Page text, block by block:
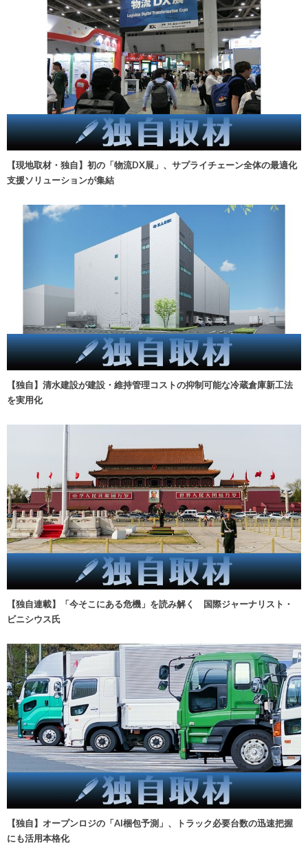
【現地取材・独自】初の「物流DX展」、サプライチェーン全体の最適化
支援ソリューションが集結
【独自】清水建設が建設・維持管理コストの抑制可能な冷蔵倉庫新工法
を実用化
【独自連載】「今そこにある危機」を読み解く 国際ジャーナリスト・
ビニシウス氏
【独自】オープンロジの「AI梱包予測」、トラック必要台数の迅速把握
にも活用本格化